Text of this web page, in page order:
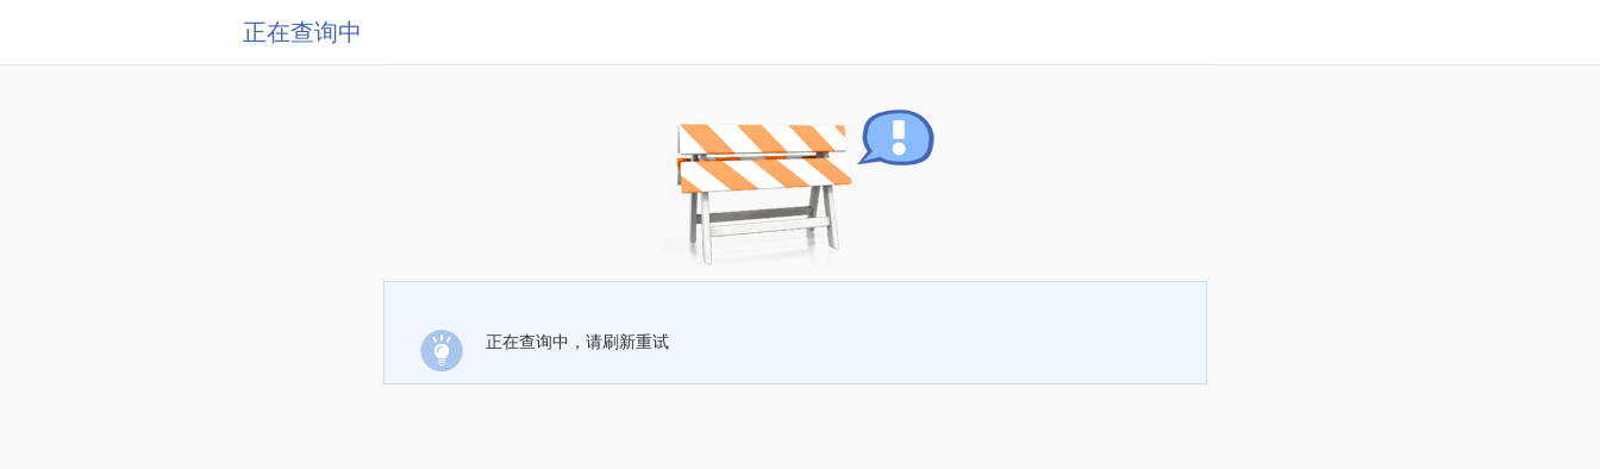
正在查询中
正在查询中，请刷新重试